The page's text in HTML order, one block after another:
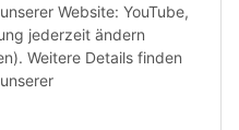
Website: YouTube,
jederzeit ändern
Weitere Details finden